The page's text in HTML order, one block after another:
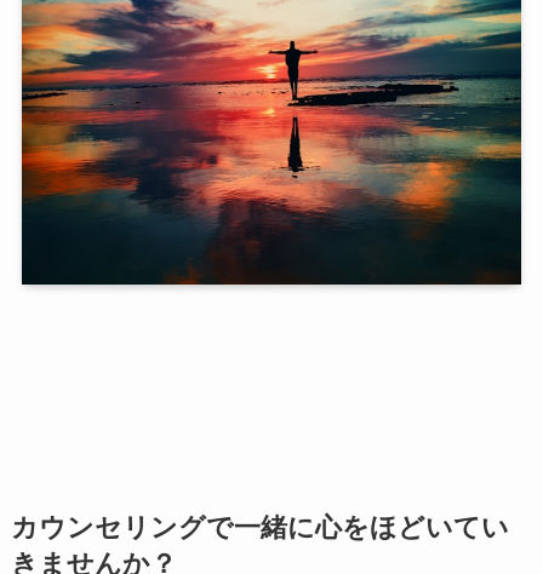
カウンセリングで一緒に心をほどいてい
きませんか？